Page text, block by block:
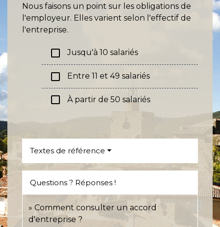
Nous faisons un point sur les obligations de
l'employeur. Elles varient selon l'effectif de
l'entreprise.
check_box_outline_blank Jusqu'à 10 salariés
check_box_outline_blank Entre 11 et 49 salariés
check_box_outline_blank À partir de 50 salariés
Textes de référence
Questions ? Réponses !
Comment consulter un accord
d'entreprise ?